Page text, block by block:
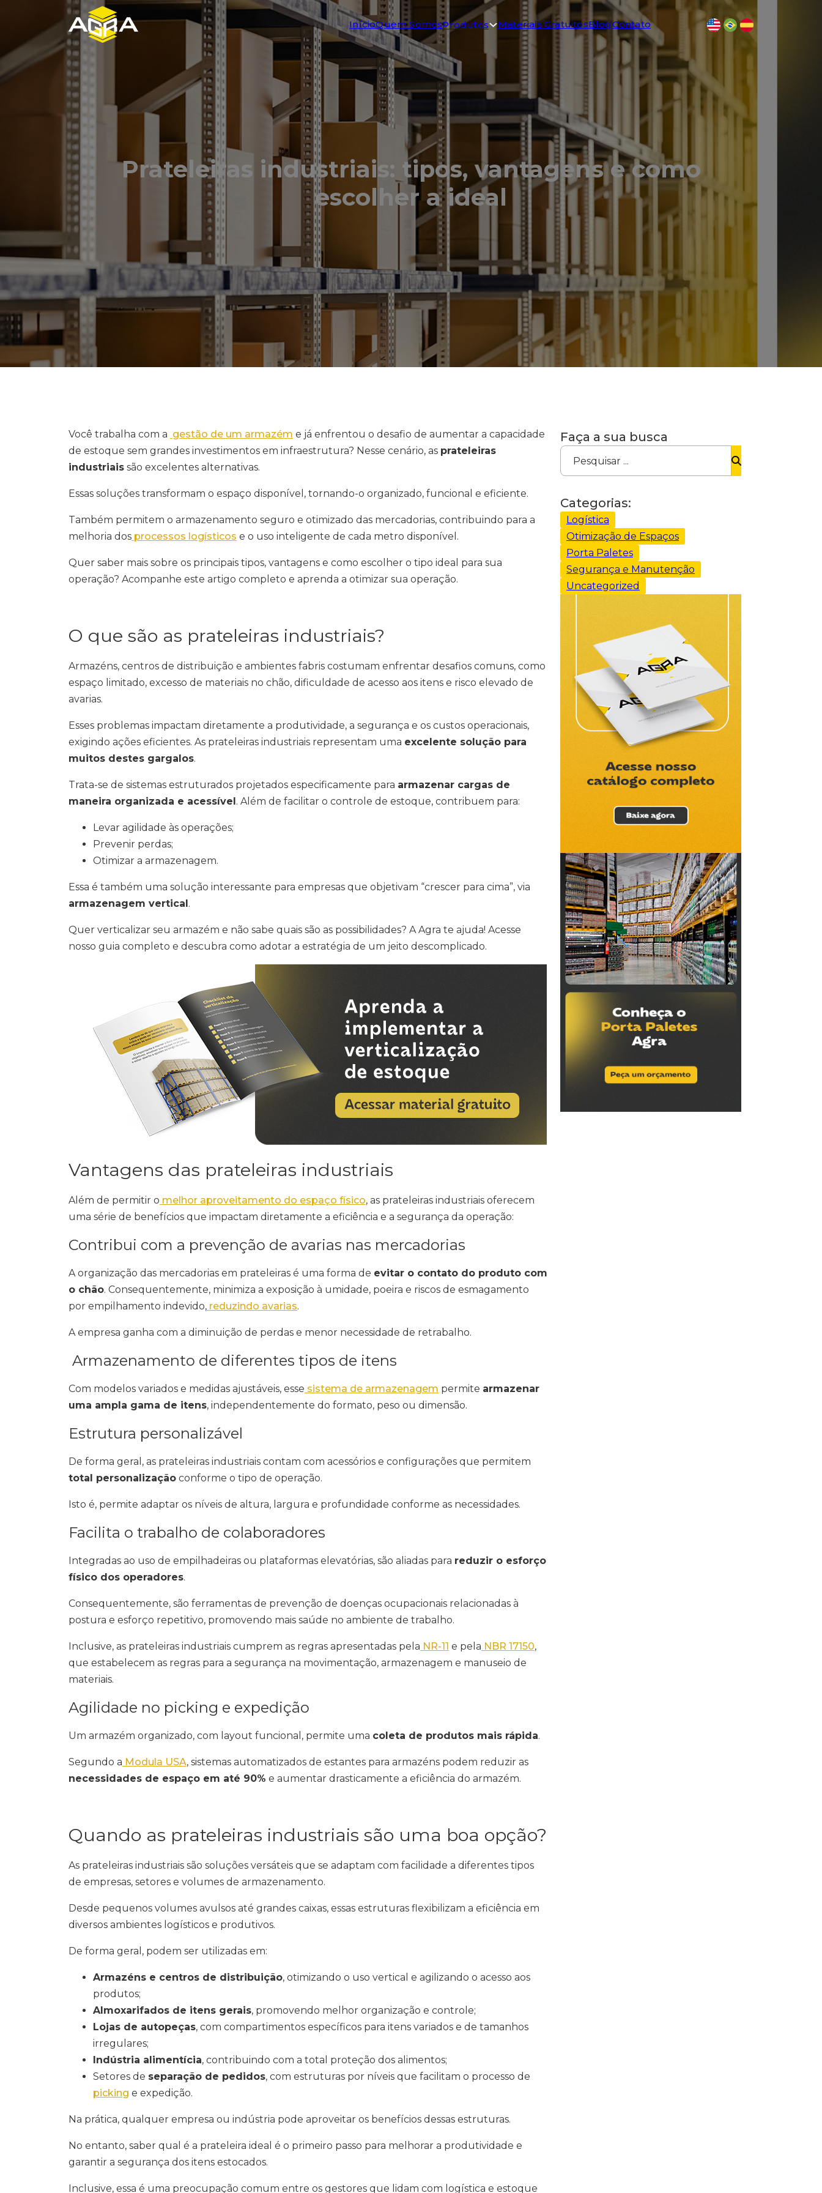
InícioQuem SomosProdutos Materiais GratuitosBlogContato
Prateleiras industriais: tipos, vantagens e como
escolher a ideal
Você trabalha com a gestão de um armazém e já enfrentou o desafio de aumentar a capacidade
de estoque sem grandes investimentos em infraestrutura? Nesse cenário, as prateleiras
industriais são excelentes alternativas.
Essas soluções transformam o espaço disponível, tornando-o organizado, funcional e eficiente.
Também permitem o armazenamento seguro e otimizado das mercadorias, contribuindo para a
melhoria dos processos logísticos e o uso inteligente de cada metro disponível.
Quer saber mais sobre os principais tipos, vantagens e como escolher o tipo ideal para sua
operação? Acompanhe este artigo completo e aprenda a otimizar sua operação.
O que são as prateleiras industriais?
Armazéns, centros de distribuição e ambientes fabris costumam enfrentar desafios comuns, como
espaço limitado, excesso de materiais no chão, dificuldade de acesso aos itens e risco elevado de
avarias.
Esses problemas impactam diretamente a produtividade, a segurança e os custos operacionais,
exigindo ações eficientes. As prateleiras industriais representam uma excelente solução para
muitos destes gargalos.
Trata-se de sistemas estruturados projetados especificamente para armazenar cargas de
maneira organizada e acessível. Além de facilitar o controle de estoque, contribuem para:
Levar agilidade às operações;
Prevenir perdas;
Otimizar a armazenagem.
Essa é também uma solução interessante para empresas que objetivam “crescer para cima”, via
armazenagem vertical.
Quer verticalizar seu armazém e não sabe quais são as possibilidades? A Agra te ajuda! Acesse
nosso guia completo e descubra como adotar a estratégia de um jeito descomplicado.
Vantagens das prateleiras industriais
Além de permitir o melhor aproveitamento do espaço físico, as prateleiras industriais oferecem
uma série de benefícios que impactam diretamente a eficiência e a segurança da operação:
Contribui com a prevenção de avarias nas mercadorias
A organização das mercadorias em prateleiras é uma forma de evitar o contato do produto com
o chão. Consequentemente, minimiza a exposição à umidade, poeira e riscos de esmagamento
por empilhamento indevido, reduzindo avarias.
A empresa ganha com a diminuição de perdas e menor necessidade de retrabalho.
Armazenamento de diferentes tipos de itens
Com modelos variados e medidas ajustáveis, esse sistema de armazenagem permite armazenar
uma ampla gama de itens, independentemente do formato, peso ou dimensão.
Estrutura personalizável
De forma geral, as prateleiras industriais contam com acessórios e configurações que permitem
total personalização conforme o tipo de operação.
Isto é, permite adaptar os níveis de altura, largura e profundidade conforme as necessidades.
Facilita o trabalho de colaboradores
Integradas ao uso de empilhadeiras ou plataformas elevatórias, são aliadas para reduzir o esforço
físico dos operadores.
Consequentemente, são ferramentas de prevenção de doenças ocupacionais relacionadas à
postura e esforço repetitivo, promovendo mais saúde no ambiente de trabalho.
Inclusive, as prateleiras industriais cumprem as regras apresentadas pela NR-11 e pela NBR 17150,
que estabelecem as regras para a segurança na movimentação, armazenagem e manuseio de
materiais.
Agilidade no picking e expedição
Um armazém organizado, com layout funcional, permite uma coleta de produtos mais rápida.
Segundo a Modula USA, sistemas automatizados de estantes para armazéns podem reduzir as
necessidades de espaço em até 90% e aumentar drasticamente a eficiência do armazém.
Quando as prateleiras industriais são uma boa opção?
As prateleiras industriais são soluções versáteis que se adaptam com facilidade a diferentes tipos
de empresas, setores e volumes de armazenamento.
Desde pequenos volumes avulsos até grandes caixas, essas estruturas flexibilizam a eficiência em
diversos ambientes logísticos e produtivos.
De forma geral, podem ser utilizadas em:
Armazéns e centros de distribuição, otimizando o uso vertical e agilizando o acesso aos
produtos;
Almoxarifados de itens gerais, promovendo melhor organização e controle;
Lojas de autopeças, com compartimentos específicos para itens variados e de tamanhos
irregulares;
Indústria alimentícia, contribuindo com a total proteção dos alimentos;
Setores de separação de pedidos, com estruturas por níveis que facilitam o processo de
picking e expedição.
Na prática, qualquer empresa ou indústria pode aproveitar os benefícios dessas estruturas.
No entanto, saber qual é a prateleira ideal é o primeiro passo para melhorar a produtividade e
garantir a segurança dos itens estocados.
Inclusive, essa é uma preocupação comum entre os gestores que lidam com logística e estoque
Faça a sua busca
Pesquisar ...
Categorias:
Logística
Otimização de Espaços
Porta Paletes
Segurança e Manutenção
Uncategorized